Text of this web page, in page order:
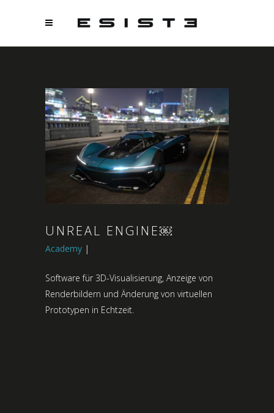
UNREAL ENGINE￼
Academy
Software für 3D-Visualisierung, Anzeige von
Renderbildern und Änderung von virtuellen
Prototypen in Echtzeit.